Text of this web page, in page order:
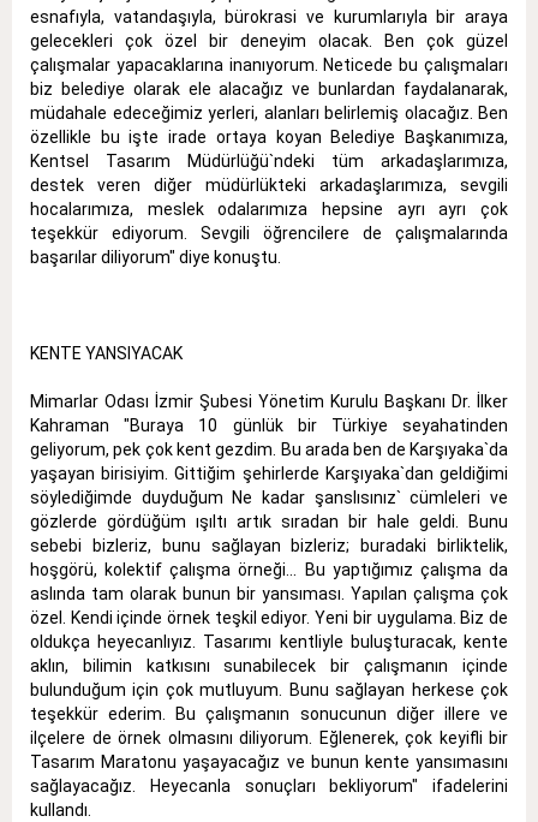
esnafıyla, vatandaşıyla, bürokrasi ve kurumlarıyla bir araya
gelecekleri çok özel bir deneyim olacak. Ben çok güzel
çalışmalar yapacaklarına inanıyorum. Neticede bu çalışmaları
biz belediye olarak ele alacağız ve bunlardan faydalanarak,
müdahale edeceğimiz yerleri, alanları belirlemiş olacağız. Ben
özellikle bu işte irade ortaya koyan Belediye Başkanımıza,
Kentsel Tasarım Müdürlüğü`ndeki tüm arkadaşlarımıza,
destek veren diğer müdürlükteki arkadaşlarımıza, sevgili
hocalarımıza, meslek odalarımıza hepsine ayrı ayrı çok
teşekkür ediyorum. Sevgili öğrencilere de çalışmalarında
başarılar diliyorum" diye konuştu.
KENTE YANSIYACAK
Mimarlar Odası İzmir Şubesi Yönetim Kurulu Başkanı Dr. İlker
Kahraman "Buraya 10 günlük bir Türkiye seyahatinden
geliyorum, pek çok kent gezdim. Bu arada ben de Karşıyaka`da
yaşayan birisiyim. Gittiğim şehirlerde Karşıyaka`dan geldiğimi
söylediğimde duyduğum Ne kadar şanslısınız` cümleleri ve
gözlerde gördüğüm ışıltı artık sıradan bir hale geldi. Bunu
sebebi bizleriz, bunu sağlayan bizleriz; buradaki birliktelik,
hoşgörü, kolektif çalışma örneği... Bu yaptığımız çalışma da
aslında tam olarak bunun bir yansıması. Yapılan çalışma çok
özel. Kendi içinde örnek teşkil ediyor. Yeni bir uygulama. Biz de
oldukça heyecanlıyız. Tasarımı kentliyle buluşturacak, kente
aklın, bilimin katkısını sunabilecek bir çalışmanın içinde
bulunduğum için çok mutluyum. Bunu sağlayan herkese çok
teşekkür ederim. Bu çalışmanın sonucunun diğer illere ve
ilçelere de örnek olmasını diliyorum. Eğlenerek, çok keyifli bir
Tasarım Maratonu yaşayacağız ve bunun kente yansımasını
sağlayacağız. Heyecanla sonuçları bekliyorum" ifadelerini
kullandı.